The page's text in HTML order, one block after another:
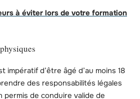
à éviter lors de votre formation
impératif d’être âgé d’au moins 18
des responsabilités légales
permis de conduire valide de